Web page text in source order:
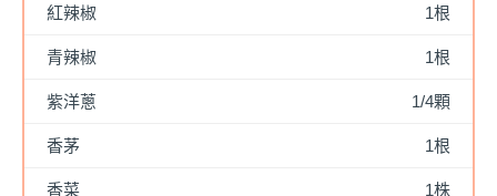
紅辣椒 1根
青辣椒 1根
紫洋蔥 1/4顆
香茅 1根
香菜 1株